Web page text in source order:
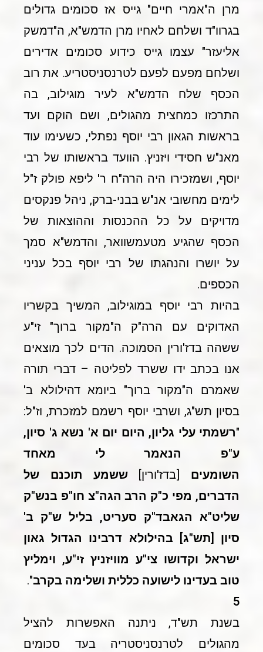
מרן ה"אמרי חיים" גייס אז סכומים גדולים
בגרוו"ד ושלחם לאחיו מרן הדמש"א, ה"דמשק
אליעזר" עצמו גייס כידוע סכומים אדירים
ושלחם מפעם לפעם לטרנסניסטריע. את רוב
הכסף שלח הדמש"א לעיר מוגילוב, בה
התרכזו כמחצית מהגולים, ושם הוקם ועד
בראשות הגאון רבי יוסף נפתלי, כשעימו עוד
מאנ"ש חסידי ויזניץ. הוועד בראשותו של רבי
יוסף, ושמזכירו היה הרה"ח ר' ליפא פולק ז"ל
לימים מחשובי אנ"ש בבני-ברק, ניהל פנקסים
מדויקים על כל ההכנסות וההוצאות של
הכסף שהגיע מטעמשוואר, והדמש"א סמך
על יושרו והנהגתו של רבי יוסף בכל עניני
הכספים.
בהיות רבי יוסף במוגילוב, המשיך בקשריו
האדוקים עם הרה"ק ה"מקור ברוך" זי"ע
ששהה בדז'ורין הסמוכה. הדים לכך מוצאים
אנו בכתב ידו ששרד לפליטה – דברי תורה
שאמרם ה"מקור ברוך" ביומא דהילולא ב'
בסיון תש"ג, ושרבי יוסף רשמם למזכרת, וז"ל:
"רשמתי עלי גליון, היום יום א' נשא ג' סיון,
ע"פ הנאמר לי מאחד
השומעים
[בדז'ורין] ששמע תוכנם של
הדברים, מפי כ"ק הרב הגה"צ חו"פ בנש"ק
שליט"א הגאבד"ק סעריט, בליל ש"ק ב'
סיון [תש"ג] בהילולא דרבינו הגדול גאון
ישראל וקדושו צי"ע מוויזניץ זי"ע, וימליץ
טוב בעדינו לישועה כללית ושלימה בקרב".
5
בשנת תש"ד, ניתנה האפשרות להציל
מהגולים לטרנסניסטריה בעד סכומים